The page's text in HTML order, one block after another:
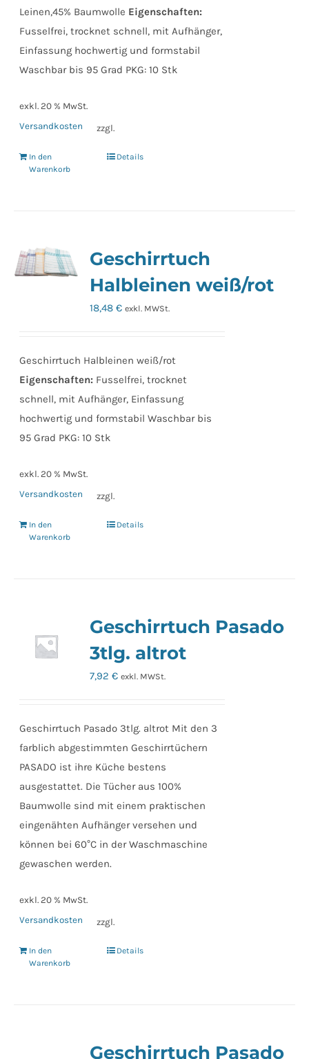
Leinen,45% Baumwolle Eigenschaften:
Fusselfrei, trocknet schnell, mit Aufhänger,
Einfassung hochwertig und formstabil
Waschbar bis 95 Grad PKG: 10 Stk
exkl. 20 % MwSt.
zzgl.
Versandkosten
In den
Warenkorb
Details
Geschirrtuch
Halbleinen weiß/rot
18,48€ exkl. MWSt.
Geschirrtuch Halbleinen weiß/rot
Eigenschaften: Fusselfrei, trocknet
schnell, mit Aufhänger, Einfassung
hochwertig und formstabil Waschbar bis
95 Grad PKG: 10 Stk
exkl. 20 % MwSt.
zzgl.
Versandkosten
In den
Warenkorb
Details
Geschirrtuch Pasado
3tlg. altrot
7,92€ exkl. MWSt.
Geschirrtuch Pasado 3tlg. altrot Mit den 3
farblich abgestimmten Geschirrtüchern
PASADO ist ihre Küche bestens
ausgestattet. Die Tücher aus 100%
Baumwolle sind mit einem praktischen
eingenähten Aufhänger versehen und
können bei 60°C in der Waschmaschine
gewaschen werden.
exkl. 20 % MwSt.
zzgl.
Versandkosten
In den
Warenkorb
Details
Geschirrtuch Pasado